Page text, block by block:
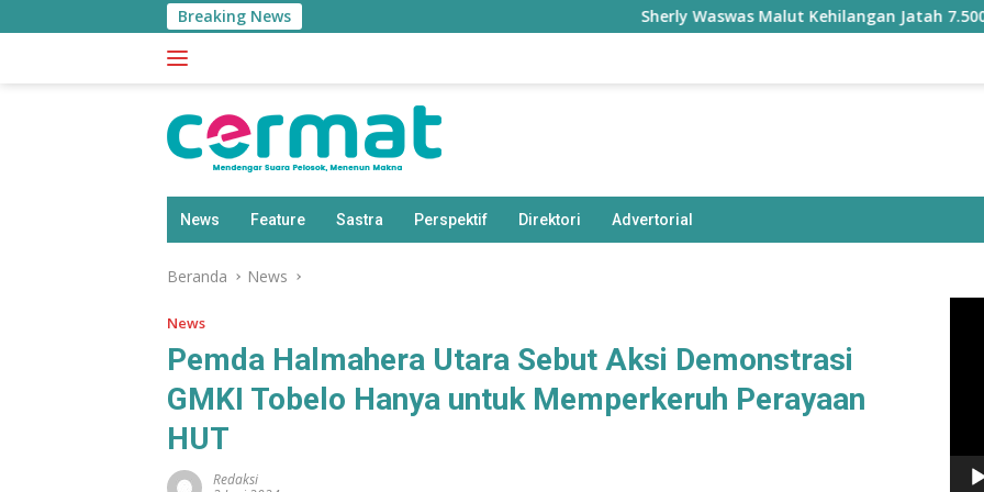
ke
Breaking News Sherly Waswas Malut Kehilangan Jatah 7.500
News Feature Sastra Perspektif Direktori Advertorial
Beranda News
News
Pemda Halmahera Utara Sebut Aksi Demonstrasi
GMKI Tobelo Hanya untuk Memperkeruh Perayaan
HUT
Redaksi